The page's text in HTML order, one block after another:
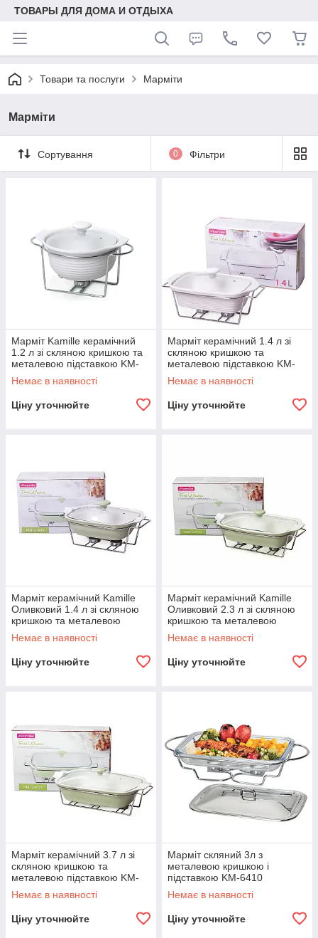
ТОВАРЫ ДЛЯ ДОМА И ОТДЫХА
Товари та послуги Марміти
Марміти
Сортування 0 Фільтри
Марміт Kamille керамічний
1.2 л зі скляною кришкою та
металевою підставкою KM-
6400
Немає в наявності
Ціну уточнюйте
Марміт керамічний 1.4 л зі
скляною кришкою та
металевою підставкою KM-
6402
Немає в наявності
Ціну уточнюйте
Марміт керамічний Kamille
Оливковий 1.4 л зі скляною
кришкою та металевою
підставкою KM-6405
Немає в наявності
Ціну уточнюйте
Марміт керамічний Kamille
Оливковий 2.3 л зі скляною
кришкою та металевою
підставкою KM-6406
Немає в наявності
Ціну уточнюйте
Марміт керамічний 3.7 л зі
скляною кришкою та
металевою підставкою KM-
6407
Немає в наявності
Ціну уточнюйте
Марміт скляний 3л з
металевою кришкою і
підставкою KM-6410
Немає в наявності
Ціну уточнюйте